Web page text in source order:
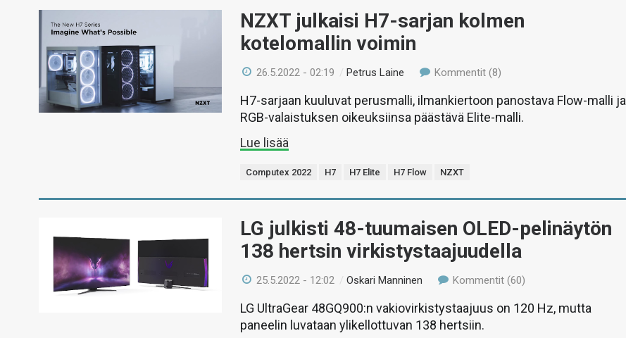
NZXT julkaisi H7-sarjan kolmen
kotelomallin voimin
26.5.2022 - 02:19 /Petrus Laine Kommentit (8)
H7-sarjaan kuuluvat perusmalli, ilmankiertoon panostava Flow-malli ja
RGB-valaistuksen oikeuksiinsa päästävä Elite-malli.
Lue lisää
Computex 2022 H7 H7 Elite H7 Flow NZXT
LG julkisti 48-tuumaisen OLED-pelinäytön
138 hertsin virkistystaajuudella
25.5.2022 - 12:02 /Oskari Manninen Kommentit (60)
LG UltraGear 48GQ900:n vakiovirkistystaajuus on 120 Hz, mutta
paneelin luvataan ylikellottuvan 138 hertsiin.